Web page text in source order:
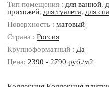
Тип помещения : для ванной,
прихожей, для туалета, для
Поверхность : матовый
Страна : Россия
Крупноформатный : Да
Цена: 2390 - 2790 руб./м2